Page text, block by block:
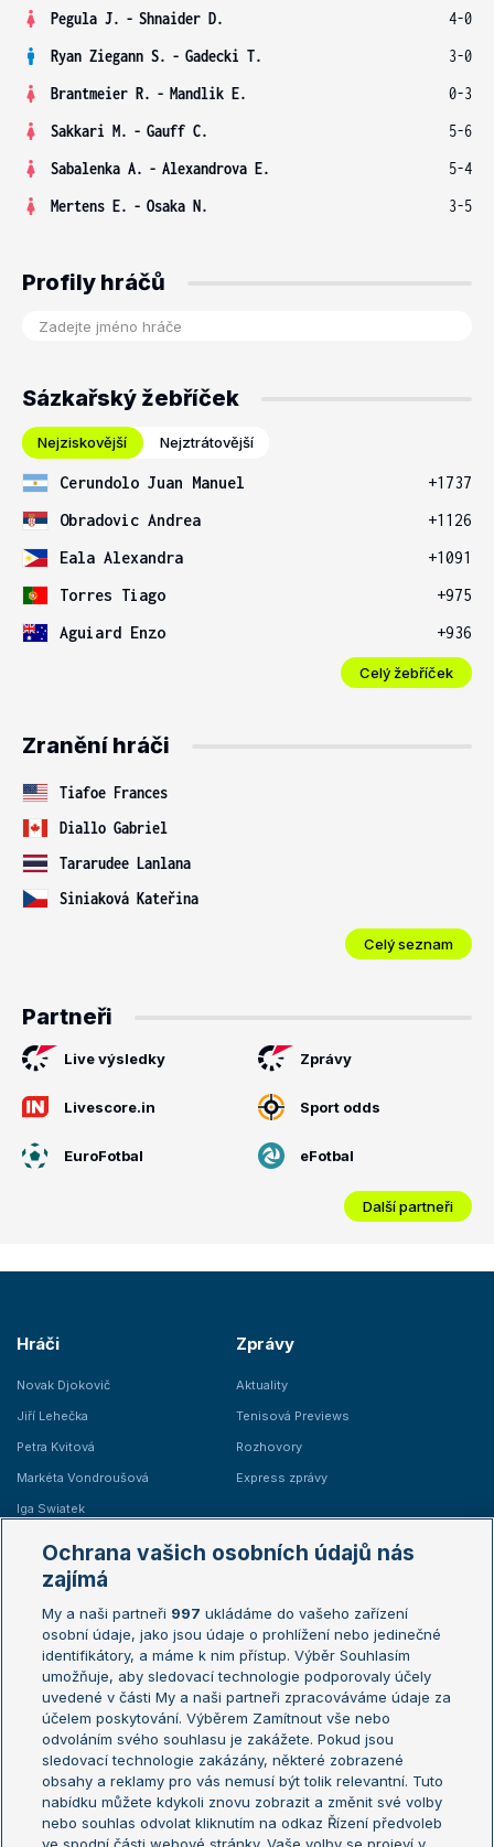
Pegula J. - Shnaider D.
4-0
Ryan Ziegann S. - Gadecki T.
3-0
Brantmeier R. - Mandlik E.
0-3
Sakkari M. - Gauff C.
5-6
Sabalenka A. - Alexandrova E.
5-4
Mertens E. - Osaka N. 3-5
Profily hráčů
Sázkařský žebříček
Nejziskovější Nejztrátovější
Cerundolo Juan Manuel
+1737
Obradovic Andrea
+1126
Eala Alexandra
+1091
Torres Tiago
+975
Aguiard Enzo
+936
Celý žebříček
Zranění hráči
Tiafoe Frances
Diallo Gabriel
Tararudee Lanlana
Siniaková Kateřina
Celý seznam
Partneři
Live výsledky Zprávy
Livescore.in Sport odds
EuroFotbal eFotbal
Další partneři
Hráči
Novak Djokovič
Jiří Lehečka
Petra Kvitová
Markéta Vondroušová
Iga Swiatek
Zprávy
Aktuality
Tenisová Previews
Rozhovory
Express zprávy
Žebříčky
Žebříček ATP (muži)
Žebříček WTA (ženy)
Sázkařský žebříček
Australian Open
French Open
Wimbledon
US Open
Turnaj mistrů
Turnaj mistryň
Aktualní trendy
Fotbalové přestupy
Ochrana vašich osobních údajů nás
zajímá
My a naši partneři 997 ukládáme do vašeho zařízení
osobní údaje, jako jsou údaje o prohlížení nebo jedinečné
identifikátory, a máme k nim přístup. Výběr Souhlasím
umožňuje, aby sledovací technologie podporovaly účely
uvedené v části My a naši partneři zpracováváme údaje za
účelem poskytování. Výběrem Zamítnout vše nebo
odvoláním svého souhlasu je zakážete. Pokud jsou
sledovací technologie zakázány, některé zobrazené
obsahy a reklamy pro vás nemusí být tolik relevantní. Tuto
nabídku můžete kdykoli znovu zobrazit a změnit své volby
nebo souhlas odvolat kliknutím na odkaz Řízení předvoleb